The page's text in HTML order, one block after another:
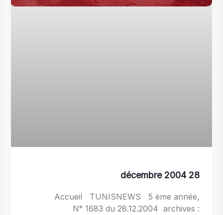
28 décembre 2004
Accueil TUNISNEWS 5 ème année,
N° 1683 du 28.12.2004 archives :